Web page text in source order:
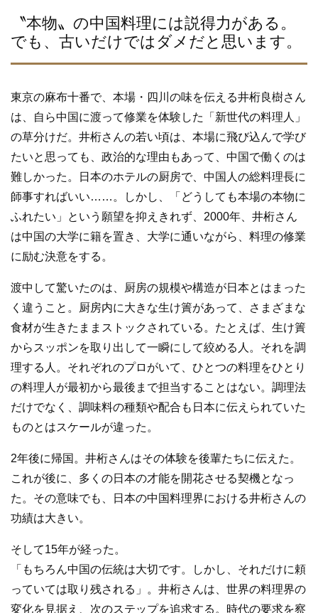
〝本物〟の中国料理には説得力がある。
でも、古いだけではダメだと思います。
東京の麻布十番で、本場・四川の味を伝える井桁良樹さん
は、自ら中国に渡って修業を体験した「新世代の料理人」
の草分けだ。井桁さんの若い頃は、本場に飛び込んで学び
たいと思っても、政治的な理由もあって、中国で働くのは
難しかった。日本のホテルの厨房で、中国人の総料理長に
師事すればいい……。しかし、「どうしても本場の本物に
ふれたい」という願望を抑えきれず、2000年、井桁さん
は中国の大学に籍を置き、大学に通いながら、料理の修業
に励む決意をする。
渡中して驚いたのは、厨房の規模や構造が日本とはまった
く違うこと。厨房内に大きな生け簀があって、さまざまな
食材が生きたままストックされている。たとえば、生け簀
からスッポンを取り出して一瞬にして絞める人。それを調
理する人。それぞれのプロがいて、ひとつの料理をひとり
の料理人が最初から最後まで担当することはない。調理法
だけでなく、調味料の種類や配合も日本に伝えられていた
ものとはスケールが違った。
2年後に帰国。井桁さんはその体験を後輩たちに伝えた。
これが後に、多くの日本の才能を開花させる契機となっ
た。その意味でも、日本の中国料理界における井桁さんの
功績は大きい。
そして15年が経った。
「もちろん中国の伝統は大切です。しかし、それだけに頼
っていては取り残される」。井桁さんは、世界の料理界の
変化を見据え、次のステップを追求する。時代の要求を察